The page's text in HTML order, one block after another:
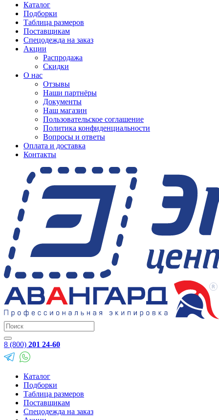
Каталог
Подборки
Таблица размеров
Поставщикам
Спецодежда на заказ
Акции
Распродажа
Скидки
О нас
Отзывы
Наши партнёры
Документы
Наш магазин
Пользовательское соглашение
Политика конфиденциальности
Вопросы и ответы
Оплата и доставка
Контакты
8 (800) 201 24-60
Каталог
Подборки
Таблица размеров
Поставщикам
Спецодежда на заказ